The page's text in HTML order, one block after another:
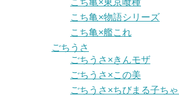
こち亀×東京喰種
こち亀×物語シリーズ
こち亀×艦これ
ごちうさ
ごちうさ×きんモザ
ごちうさ×この美
ごちうさ×ちびまる子ち